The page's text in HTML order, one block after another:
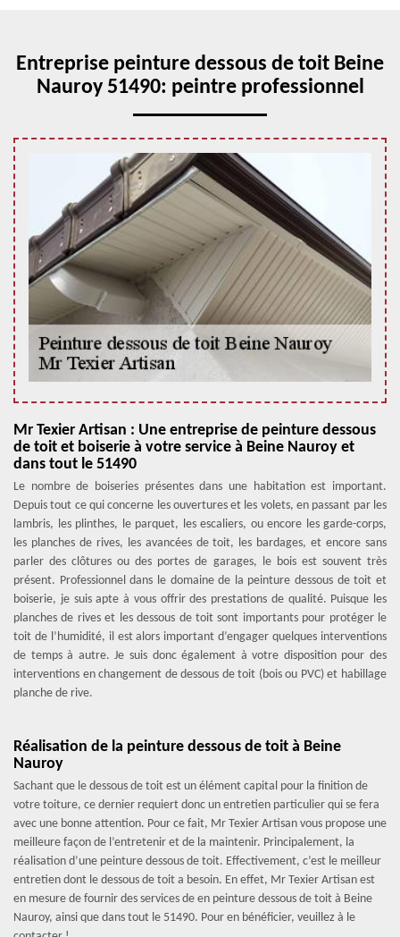
Entreprise peinture dessous de toit Beine
Nauroy 51490: peintre professionnel
Mr Texier Artisan : Une entreprise de peinture dessous
de toit et boiserie à votre service à Beine Nauroy et
dans tout le 51490
Le nombre de boiseries présentes dans une habitation est important.
Depuis tout ce qui concerne les ouvertures et les volets, en passant par les
lambris, les plinthes, le parquet, les escaliers, ou encore les garde-corps,
les planches de rives, les avancées de toit, les bardages, et encore sans
parler des clôtures ou des portes de garages, le bois est souvent très
présent. Professionnel dans le domaine de la peinture dessous de toit et
boiserie, je suis apte à vous offrir des prestations de qualité. Puisque les
planches de rives et les dessous de toit sont importants pour protéger le
toit de l’humidité, il est alors important d’engager quelques interventions
de temps à autre. Je suis donc également à votre disposition pour des
interventions en changement de dessous de toit (bois ou PVC) et habillage
planche de rive.
Réalisation de la peinture dessous de toit à Beine
Nauroy
Sachant que le dessous de toit est un élément capital pour la finition de
votre toiture, ce dernier requiert donc un entretien particulier qui se fera
avec une bonne attention. Pour ce fait, Mr Texier Artisan vous propose une
meilleure façon de l’entretenir et de la maintenir. Principalement, la
réalisation d’une peinture dessous de toit. Effectivement, c’est le meilleur
entretien dont le dessous de toit a besoin. En effet, Mr Texier Artisan est
en mesure de fournir des services de en peinture dessous de toit à Beine
Nauroy, ainsi que dans tout le 51490. Pour en bénéficier, veuillez à le